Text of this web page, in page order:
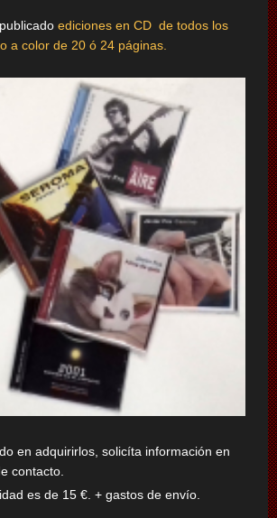
ediciones en CD de todos los
a color de 20 ó 24 páginas.
en adquirirlos, solicíta información en
contacto.
es de 15 €. + gastos de envío.